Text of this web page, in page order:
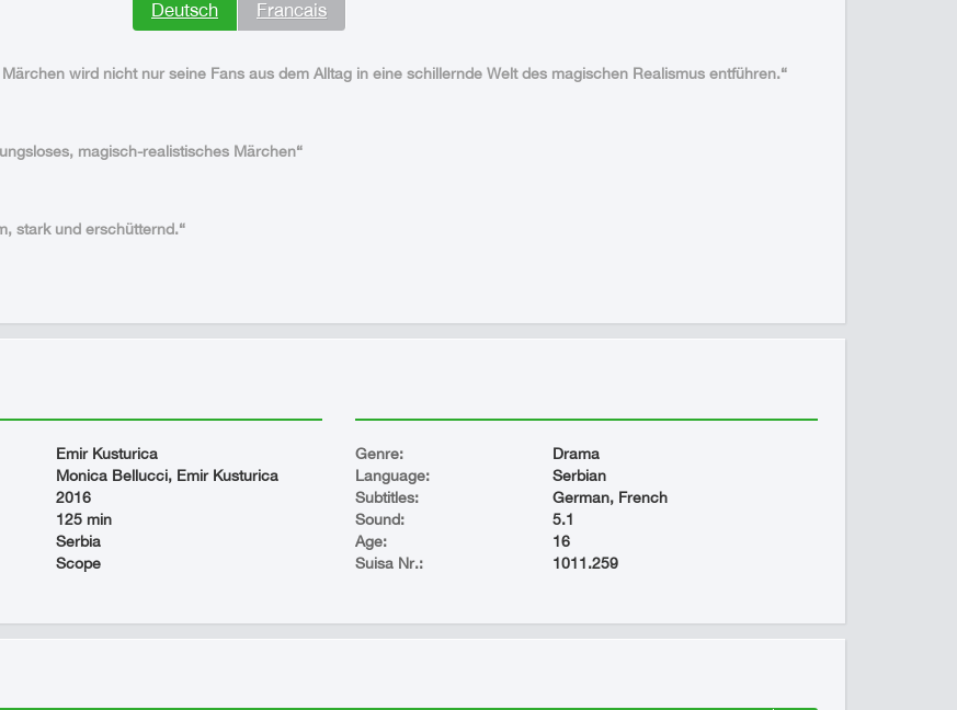
Deutsch Francais
wird nicht nur seine Fans aus dem Alltag in eine schillernde Welt des magischen Realismus entführen.“
magisch-realistisches Märchen“
stark und erschütternd.“
Emir Kusturica
Monica Bellucci, Emir Kusturica
2016
125 min
Serbia
Scope
Genre:
Drama
Language:
Serbian
Subtitles:
German, French
Sound:
5.1
Age:
16
Suisa Nr.:
1011.259